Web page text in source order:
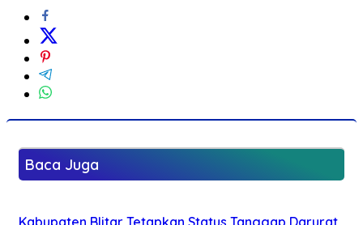
Baca Juga
Kabupaten Blitar Tetapkan Status Tanggap Darurat